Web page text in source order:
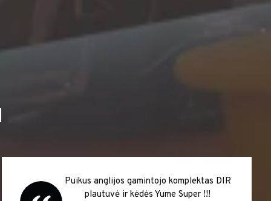
Puikus anglijos gamintojo komplektas DIR
plautuvė ir kėdės Yume Super !!!